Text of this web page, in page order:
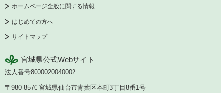
ホームページ全般に関する情報
はじめての方へ
サイトマップ
宮城県公式Webサイト
法人番号8000020040002
〒980-8570 宮城県仙台市青葉区本町3丁目8番1号